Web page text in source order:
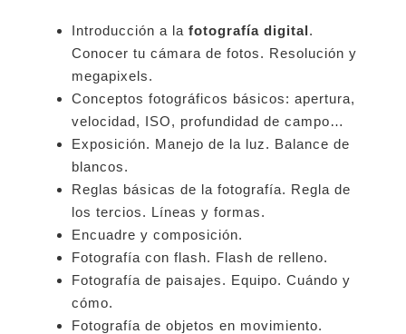
Introducción a la fotografía digital.
Conocer tu cámara de fotos. Resolución y
megapixels.
Conceptos fotográficos básicos: apertura,
velocidad, ISO, profundidad de campo…
Exposición. Manejo de la luz. Balance de
blancos.
Reglas básicas de la fotografía. Regla de
los tercios. Líneas y formas.
Encuadre y composición.
Fotografía con flash. Flash de relleno.
Fotografía de paisajes. Equipo. Cuándo y
cómo.
Fotografía de objetos en movimiento.